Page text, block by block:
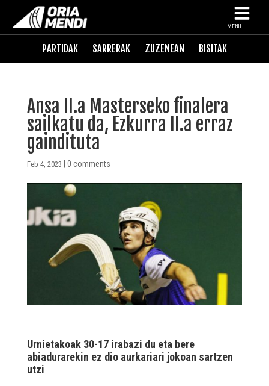
MENU
PARTIDAK SARRERAK ZUZENEAN BISITAK
Ansa II.a Masterseko finalera
sailkatu da, Ezkurra II.a erraz
gaindituta
Feb 4, 2023 0 comments
Urnietakoak 30-17 irabazi du eta bere
abiadurarekin ez dio aurkariari jokoan sartzen
utzi